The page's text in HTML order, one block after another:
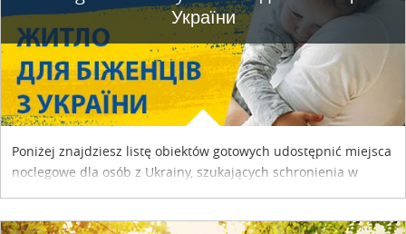
України
Poniżej znajdziesz listę obiektów gotowych udostępnić miejsca
noclegowe dla osób z Ukrainy, szukających schronienia w